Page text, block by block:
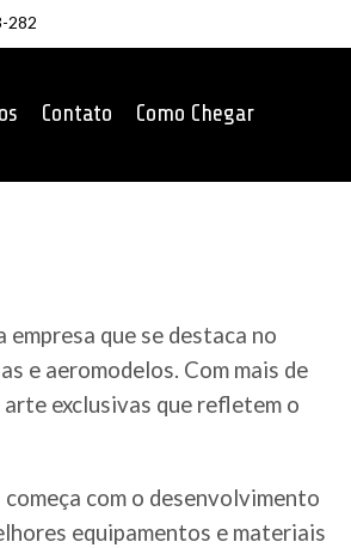
282
Contato Como Chegar
que se destaca no
e aeromodelos. Com mais de
exclusivas que refletem o
com o desenvolvimento
equipamentos e materiais